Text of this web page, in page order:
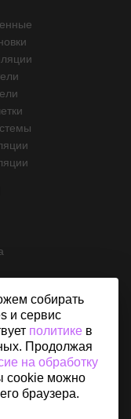
данных
собирать
и сервис
политикев
Продолжая
на обработку
cookie можно
браузера.